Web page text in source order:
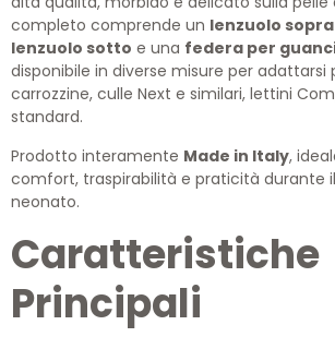
completo comprende un lenzuolo
lenzuolo sotto e una federa per
disponibile in diverse misure per
carrozzine, culle Next e similari, lettini
standard.
Prodotto interamente Made in Italy,
comfort, traspirabilità e praticità durante
neonato.
Caratteristiche
Principali